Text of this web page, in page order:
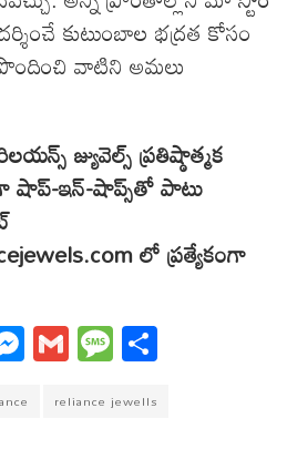
కుటుంబాల భద్రత కోసం
వాటిని అమలు
జ్యువెల్స్‌ ప్రతిష్ఠాత్మక
షాప్‌-ఇన్-షాప్స్‌తో పాటు
లో ప్రత్యేకంగా
M
es
se
G
m
ail
M
es
sa
reliance jewells